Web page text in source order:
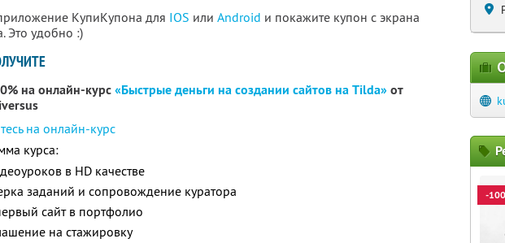
КупиКупона для IOS или Android и покажите купон с экрана
Это удобно :)
на онлайн-курс«Быстрые деньги на создании сайтов на Tilda»от
на онлайн-курс
курса:
в HD качестве
заданий и сопровождение куратора
сайт в портфолио
на стажировку
-